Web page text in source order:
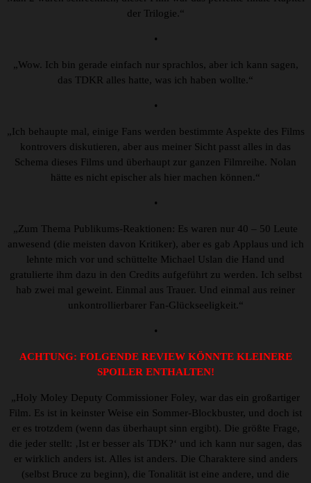
der Trilogie.“
•
„Wow. Ich bin gerade einfach nur sprachlos, aber ich kann sagen,
das TDKR alles hatte, was ich haben wollte.“
•
„Ich behaupte mal, einige Fans werden bestimmte Aspekte des Films
kontrovers diskutieren, aber aus meiner Sicht passt alles in das
Schema dieses Films und überhaupt zur ganzen Filmreihe. Nolan
hätte es nicht epischer als hier machen können.“
•
„Zum Thema Publikums-Reaktionen: Es waren nur 40 – 50 Leute
anwesend (die meisten davon Kritiker), aber es gab Applaus und ich
lehnte mich vor und schüttelte Michael Uslan die Hand und
gratulierte ihm dazu in den Credits aufgeführt zu werden. Ich selbst
hab zwei mal geweint. Einmal aus Trauer. Und einmal aus reiner
unkontrollierbarer Fan-Glückseeligkeit.“
•
ACHTUNG: FOLGENDE REVIEW KÖNNTE KLEINERE
SPOILER ENTHALTEN!
„Holy Moley Deputy Commissioner Foley, war das ein großartiger
Film. Es ist in keinster Weise ein Sommer-Blockbuster, und doch ist
er es trotzdem (wenn das überhaupt sinn ergibt). Die größte Frage,
die jeder stellt: ‚Ist er besser als TDK?‘ und ich kann nur sagen, das
er wirklich anders ist. Alles ist anders. Die Charaktere sind anders
(selbst Bruce zu beginn), die Tonalität ist eine andere, und die